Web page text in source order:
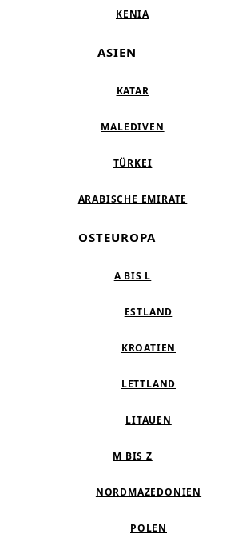
KENIA
ASIEN
KATAR
MALEDIVEN
TÜRKEI
ARABISCHE EMIRATE
OSTEUROPA
A BIS L
ESTLAND
KROATIEN
LETTLAND
LITAUEN
M BIS Z
NORDMAZEDONIEN
POLEN